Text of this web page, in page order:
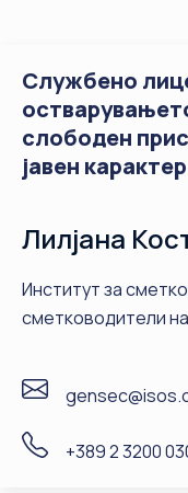
Службено
слободен
јавен карактер
Лилјана
Институт за
сметководители
+389 2 3200